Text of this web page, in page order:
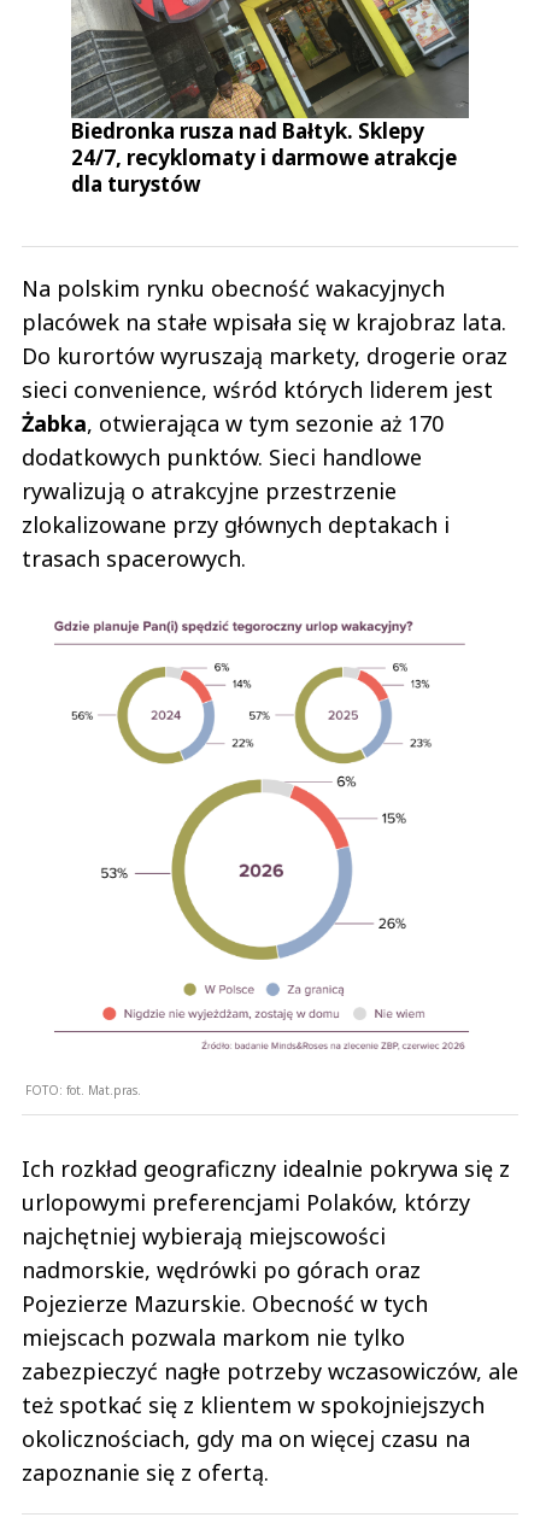
Biedronka rusza nad Bałtyk. Sklepy
24/7, recyklomaty i darmowe atrakcje
dla turystów
Na polskim rynku obecność wakacyjnych
placówek na stałe wpisała się w krajobraz lata.
Do kurortów wyruszają markety, drogerie oraz
sieci convenience, wśród których liderem jest
Żabka, otwierająca w tym sezonie aż 170
dodatkowych punktów. Sieci handlowe
rywalizują o atrakcyjne przestrzenie
zlokalizowane przy głównych deptakach i
trasach spacerowych.
FOTO: fot. Mat.pras.
Ich rozkład geograficzny idealnie pokrywa się z
urlopowymi preferencjami Polaków, którzy
najchętniej wybierają miejscowości
nadmorskie, wędrówki po górach oraz
Pojezierze Mazurskie. Obecność w tych
miejscach pozwala markom nie tylko
zabezpieczyć nagłe potrzeby wczasowiczów, ale
też spotkać się z klientem w spokojniejszych
okolicznościach, gdy ma on więcej czasu na
zapoznanie się z ofertą.